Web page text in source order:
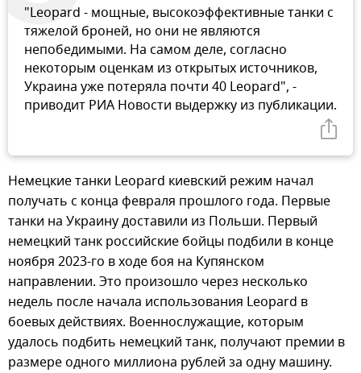
"Leopard - мощные, высокоэффективные танки с
тяжелой броней, но они не являются
непобедимыми. На самом деле, согласно
некоторым оценкам из открытых источников,
Украина уже потеряла почти 40 Leopard", -
приводит РИА Новости выдержку из публикации.
Немецкие танки Leopard киевский режим начал
получать с конца февраля прошлого года. Первые
танки на Украину доставили из Польши. Первый
немецкий танк российские бойцы подбили в конце
ноября 2023-го в ходе боя на Купянском
направлении. Это произошло через несколько
недель после начала использования Leopard в
боевых действиях. Военнослужащие, которым
удалось подбить немецкий танк, получают премии в
размере одного миллиона рублей за одну машину.